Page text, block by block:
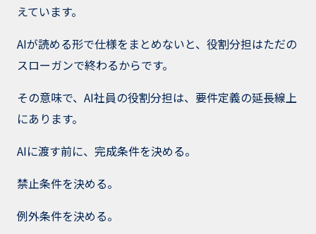
えています。
AIが読める形で仕様をまとめないと、役割分担はただの
スローガンで終わるからです。
その意味で、AI社員の役割分担は、要件定義の延長線上
にあります。
AIに渡す前に、完成条件を決める。
禁止条件を決める。
例外条件を決める。